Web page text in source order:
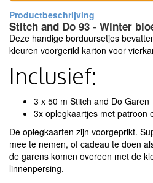
Stitch and Do 93 - Winter
Deze handige borduursetjes
kleuren voorgerild karton voor
Inclusief:
3 x 50 m Stitch and Do Garen
3x oplegkaartjes met patroon
De oplegkaarten zijn voorgeprikt.
mee te nemen, of cadeau te doen
de garens komen overeen met de
linnenpersing.